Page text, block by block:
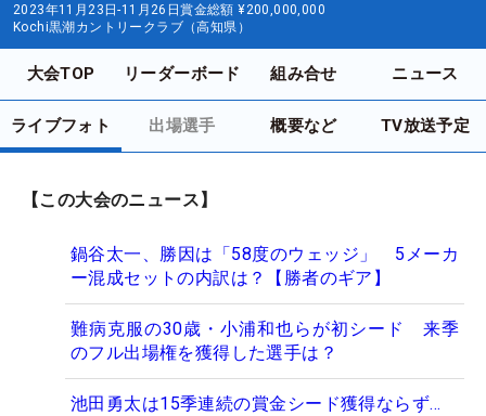
2023年11月23日-11月26日賞金総額 ¥200,000,000
Kochi黒潮カントリークラブ（高知県）
大会TOP リーダーボード 組み合せ ニュース
ライブフォト 出場選手 概要など TV放送予定
【この大会のニュース】
鍋谷太一、勝因は「58度のウェッジ」 5メーカ
ー混成セットの内訳は？【勝者のギア】
難病克服の30歳・小浦和也らが初シード 来季
のフル出場権を獲得した選手は？
池田勇太は15季連続の賞金シード獲得ならず…